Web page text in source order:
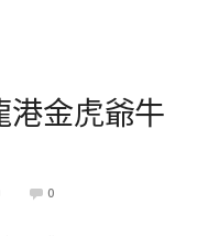
港金虎爺牛
0